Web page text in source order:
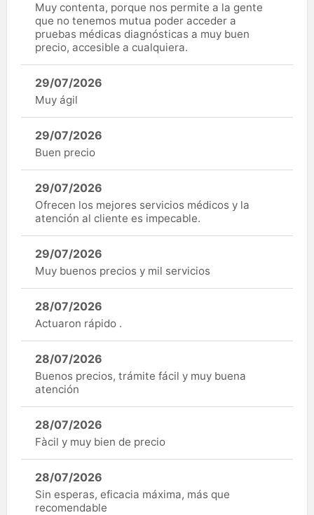
Muy contenta, porque nos permite a la gente
que no tenemos mutua poder acceder a
pruebas médicas diagnósticas a muy buen
precio, accesible a cualquiera.
29/07/2026
Muy ágil
29/07/2026
Buen precio
29/07/2026
Ofrecen los mejores servicios médicos y la
atención al cliente es impecable.
29/07/2026
Muy buenos precios y mil servicios
28/07/2026
Actuaron rápido .
28/07/2026
Buenos precios, trámite fácil y muy buena
atención
28/07/2026
Fàcil y muy bien de precio
28/07/2026
Sin esperas, eficacia máxima, más que
recomendable